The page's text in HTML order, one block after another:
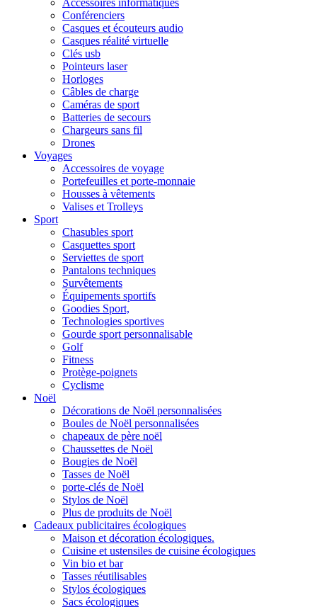
Conférenciers
Casques et écouteurs audio
Casques réalité virtuelle
Clés usb
Pointeurs laser
Horloges
Câbles de charge
Caméras de sport
Batteries de secours
Chargeurs sans fil
Drones
Voyages
Accessoires de voyage
Portefeuilles et porte-monnaie
Housses à vêtements
Valises et Trolleys
Sport
Chasubles sport
Casquettes sport
Serviettes de sport
Pantalons techniques
Survêtements
Équipements sportifs
Goodies Sport,
Technologies sportives
Gourde sport personnalisable
Golf
Fitness
Protège-poignets
Cyclisme
Noël
Décorations de Noël personnalisées
Boules de Noël personnalisées
chapeaux de père noël
Chaussettes de Noël
Bougies de Noël
Tasses de Noël
porte-clés de Noël
Stylos de Noël
Plus de produits de Noël
Cadeaux publicitaires écologiques
Maison et décoration écologiques.
Cuisine et ustensiles de cuisine écologiques
Vin bio et bar
Tasses réutilisables
Stylos écologiques
Sacs écologiques